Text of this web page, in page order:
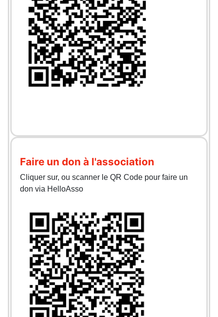
Faire un don à l'association
Cliquer sur, ou scanner le QR Code pour faire un
don via HelloAsso